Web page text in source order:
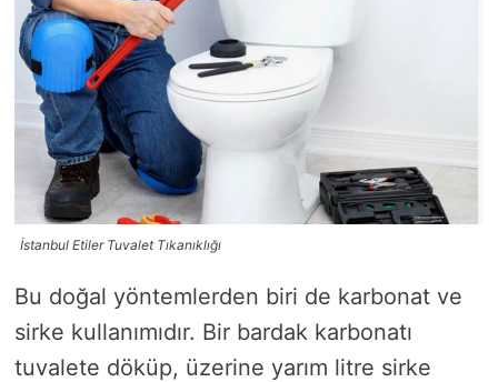
İstanbul Etiler Tuvalet Tıkanıklığı
Bu doğal yöntemlerden biri de karbonat ve
sirke kullanımıdır. Bir bardak karbonatı
tuvalete döküp, üzerine yarım litre sirke